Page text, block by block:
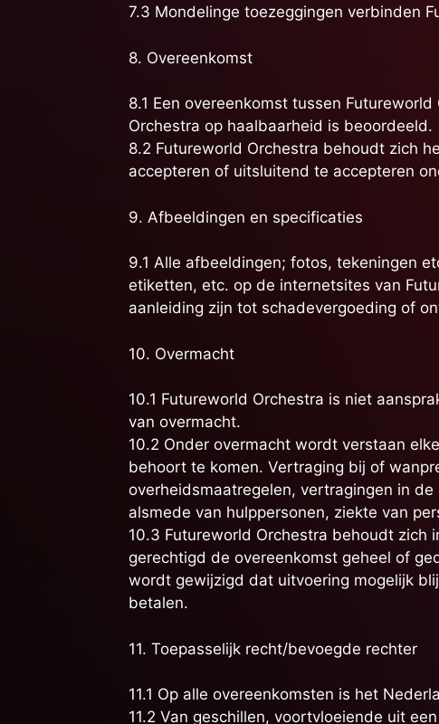
7.3 Mondelinge toezeggingen verbinden
8. Overeenkomst
8.1 Een overeenkomst tussen
Orchestra op haalbaarheid is beoordeeld.
8.2 Futureworld Orchestra behoudt zich
accepteren of uitsluitend te accepteren
9. Afbeeldingen en specificaties
9.1 Alle afbeeldingen; fotos, tekeningen
etiketten, etc. op de internetsites van
aanleiding zijn tot schadevergoeding of
10. Overmacht
10.1 Futureworld Orchestra is niet
van overmacht.
10.2 Onder overmacht wordt verstaan
behoort te komen. Vertraging bij of
overheidsmaatregelen, vertragingen in
alsmede van hulppersonen, ziekte van
10.3 Futureworld Orchestra behoudt zich
gerechtigd de overeenkomst geheel of
wordt gewijzigd dat uitvoering mogelijk
betalen.
11. Toepasselijk recht/bevoegde rechter
11.1 Op alle overeenkomsten is het
11.2 Van geschillen, voortvloeiende uit